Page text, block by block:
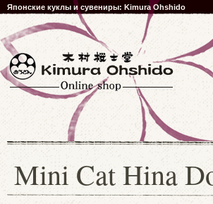
Японские куклы и сувениры: Kimura Ohshido
Mini Cat Hina